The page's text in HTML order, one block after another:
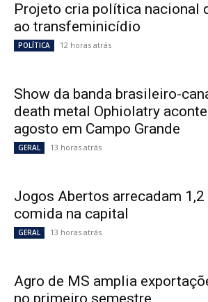
Projeto cria política nacional
ao transfeminicídio
POLÍTICA 12 horas atrás
Show da banda brasileiro-
death metal Ophiolatry
agosto em Campo Grande
GERAL 13 horas atrás
Jogos Abertos arrecadam
comida na capital
GERAL 13 horas atrás
Agro de MS amplia
no primeiro semestre